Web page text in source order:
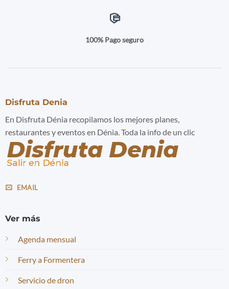
100% Pago seguro
Disfruta Denia
En Disfruta Dénia recopilamos los mejores planes,
restaurantes y eventos en Dénia. Toda la info de un clic
EMAIL
Ver más
Agenda mensual
Ferry a Formentera
Servicio de dron